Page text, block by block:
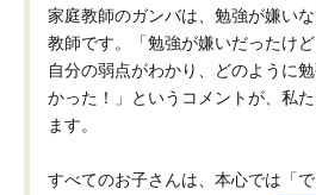
家庭教師のガンバは、勉強が嫌い
教師です。「勉強が嫌いだったけ
自分の弱点がわかり、どのように
かった！」というコメントが、私
ます。
すべてのお子さんは、本心では「で